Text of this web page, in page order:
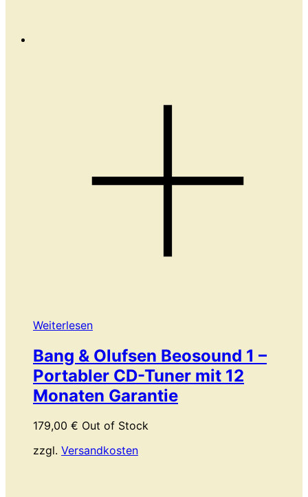
Weiterlesen
Bang & Olufsen Beosound 1 –
Portabler CD-Tuner mit 12
Monaten Garantie
179,00 € Out of Stock
zzgl. Versandkosten